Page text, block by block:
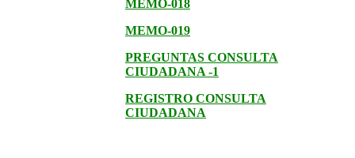
MEMO-018
MEMO-019
PREGUNTAS CONSULTA
CIUDADANA -1
REGISTRO CONSULTA
CIUDADANA